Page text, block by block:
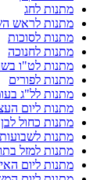
מתנות לחג
מתנות לראש
מתנות לסוכות
מתנות לחנוכה
מתנות לט"ו
מתנות לפורים
מתנות לל"ג
מתנות ליום
מתנות כחול לבן
מתנות לשבועות
מתנות למזל
מתנות ליום